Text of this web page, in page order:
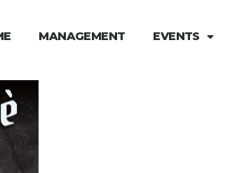
MANAGEMENT EVENTS